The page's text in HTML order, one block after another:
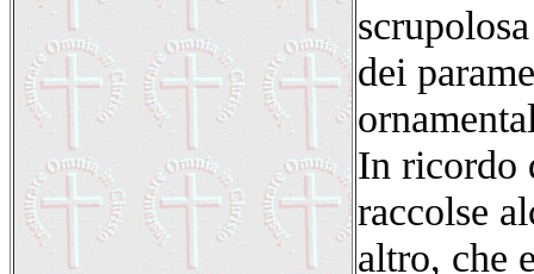
dei
In ricordo
raccolse
altro, che